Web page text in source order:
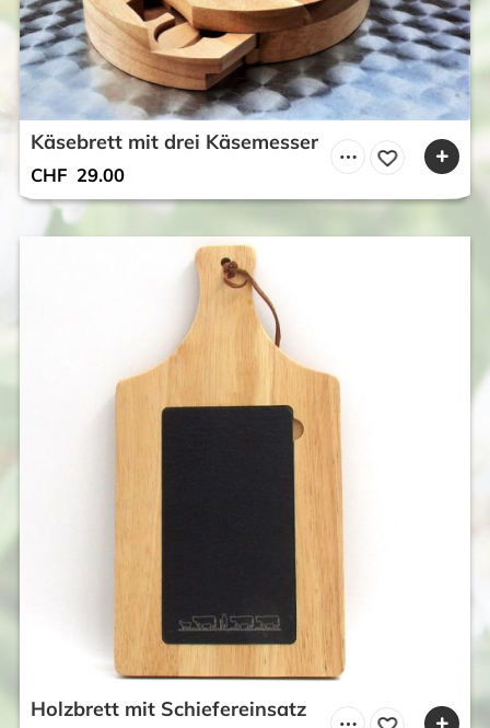
Käsebrett mit drei Käsemesser
CHF 29.00
Holzbrett mit Schiefereinsatz